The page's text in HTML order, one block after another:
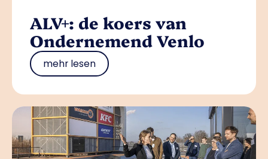
ALV+: de koers van
Ondernemend Venlo
mehr lesen